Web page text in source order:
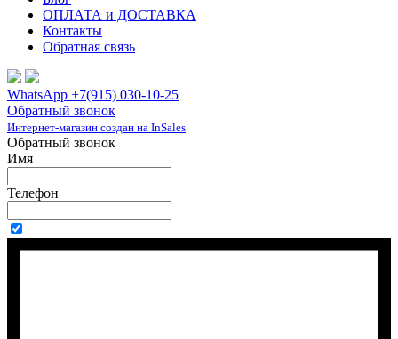
ОПЛАТА и ДОСТАВКА
Контакты
Обратная связь
WhatsApp +7(915) 030-10-25
Обратный звонок
Интернет-магазин создан на InSales
Обратный звонок
Имя
Телефон